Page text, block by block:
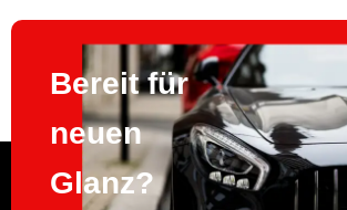
Bereit für
neuen
Glanz?